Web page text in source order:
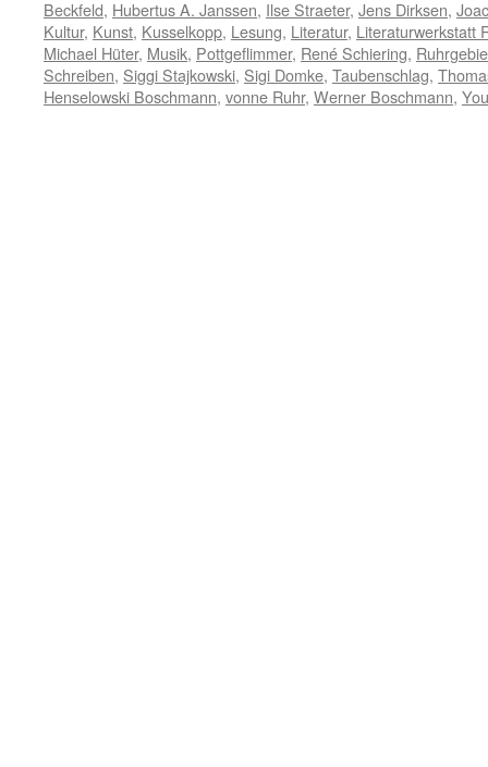
Beckfeld, Hubertus A. Janssen, Ilse Straeter, Jens Dirksen,
Kultur, Kunst, Kusselkopp, Lesung, Literatur, Literaturwerkstatt
Michael Hüter, Musik, Pottgeflimmer, René Schiering,
Schreiben, Siggi Stajkowski, Sigi Domke, Taubenschlag,
Henselowski Boschmann, vonne Ruhr, Werner Boschmann,